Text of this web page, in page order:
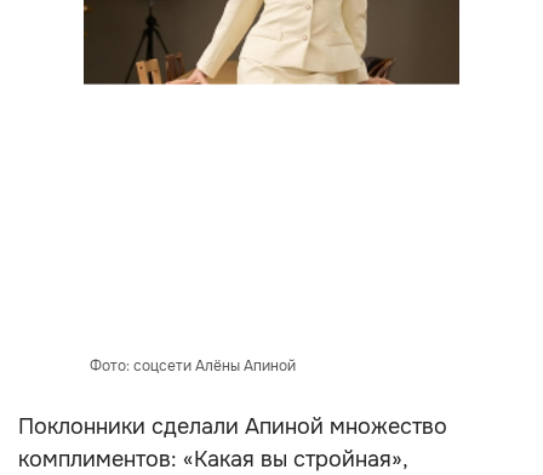
Фото: соцсети Алёны Апиной
Поклонники сделали Апиной множество
комплиментов: «Какая вы стройная»,